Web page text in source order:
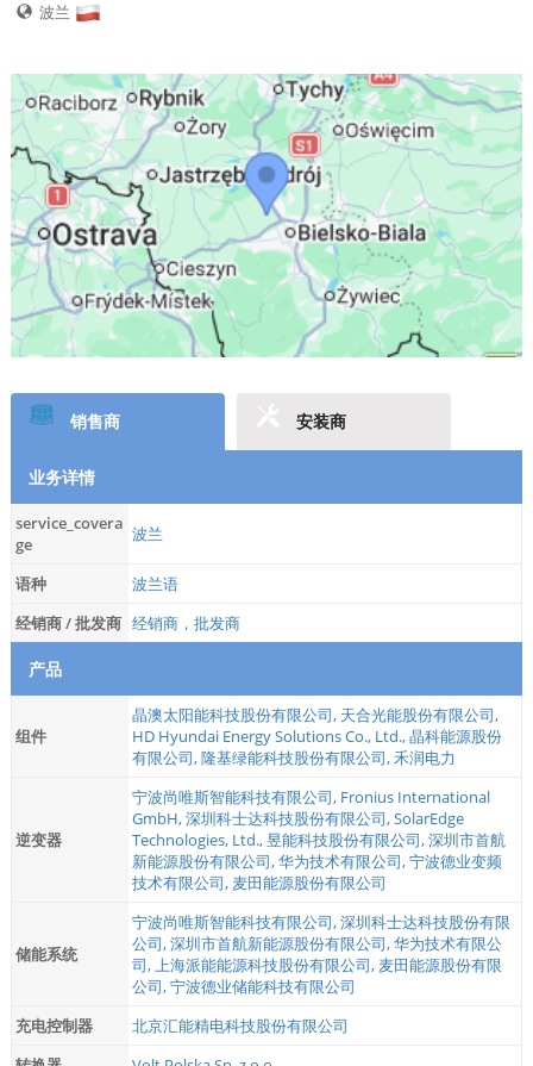
波兰
销售商 安装商
业务详情
service_covera
ge
波兰
语种
波兰语
经销商 / 批发商 经销商，批发商
产品
组件
晶澳太阳能科技股份有限公司, 天合光能股份有限公司,
HD Hyundai Energy Solutions Co., Ltd.,晶科能源股份
有限公司,隆基绿能科技股份有限公司,禾润电力
逆变器
宁波尚唯斯智能科技有限公司, Fronius International
GmbH,深圳科士达科技股份有限公司,SolarEdge
Technologies, Ltd., 昱能科技股份有限公司,深圳市首航
新能源股份有限公司,华为技术有限公司,宁波德业变频
技术有限公司, 麦田能源股份有限公司
储能系统
宁波尚唯斯智能科技有限公司,深圳科士达科技股份有限
公司,深圳市首航新能源股份有限公司,华为技术有限公
司,上海派能能源科技股份有限公司, 麦田能源股份有限
公司,宁波德业储能科技有限公司
充电控制器
北京汇能精电科技股份有限公司